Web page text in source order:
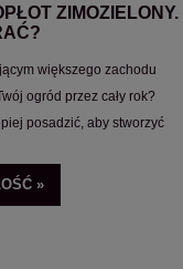
ZIMOZIELONY.
większego zachodu
ogród przez cały rok?
posadzić, aby stworzyć
przedstawimy Ci szeroki
omówimy zarówno rośliny
»